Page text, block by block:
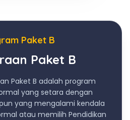
Paket B
Paket B
Paket B adalah program
yang setara dengan
yang mengalami kendala
atau memilih Pendidikan